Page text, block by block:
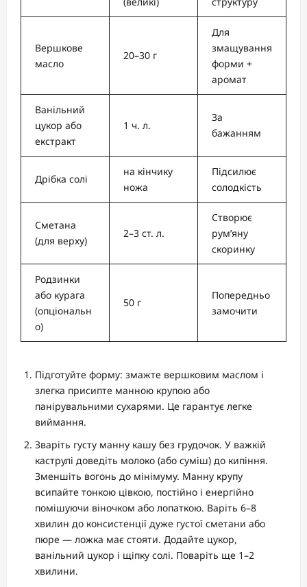
Вершкове
масло
20–30 г
Для
змащування
форми +
аромат
Ванільний
цукор або
екстракт
1 ч. л.
За
бажанням
Дрібка солі
на кінчику
ножа
Підсилює
солодкість
Сметана
(для верху)
2–3 ст. л.
Створює
рум’яну
скоринку
Родзинки
або курага
(опціональн
о)
50 г
Попередньо
замочити
Підготуйте форму: змажте вершковим маслом і
злегка присипте манною крупою або
панірувальними сухарями. Це гарантує легке
виймання.
Зваріть густу манну кашу без грудочок. У важкій
каструлі доведіть молоко (або суміш) до кипіння.
Зменшіть вогонь до мінімуму. Манну крупу
всипайте тонкою цівкою, постійно і енергійно
помішуючи віночком або лопаткою. Варіть 6–8
хвилин до консистенції дуже густої сметани або
пюре — ложка має стояти. Додайте цукор,
ванільний цукор і щіпку солі. Поваріть ще 1–2
хвилини.